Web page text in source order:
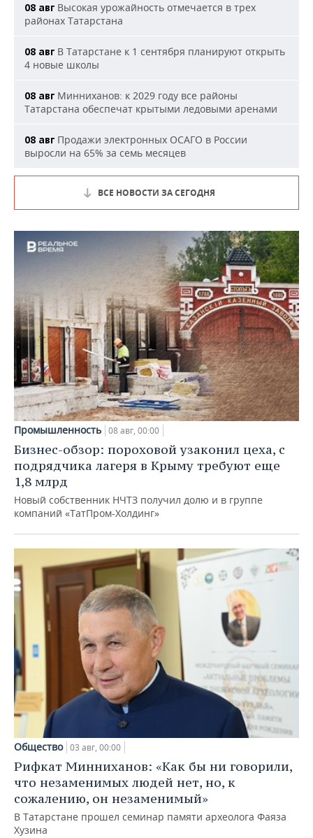
08 авг Высокая урожайность отмечается в трех
районах Татарстана
08 авг В Татарстане к 1 сентября планируют открыть
4 новые школы
08 авг Минниханов: к 2029 году все районы
Татарстана обеспечат крытыми ледовыми аренами
08 авг Продажи электронных ОСАГО в России
выросли на 65% за семь месяцев
ВСЕ НОВОСТИ ЗА СЕГОДНЯ
Промышленность 08 авг, 00:00
Бизнес-обзор: пороховой узаконил цеха, с
подрядчика лагеря в Крыму требуют еще
1,8 млрд
Новый собственник НЧТЗ получил долю и в группе
компаний «ТатПром-Холдинг»
Общество 03 авг, 00:00
Рифкат Минниханов: «Как бы ни говорили,
что незаменимых людей нет, но, к
сожалению, он незаменимый»
В Татарстане прошел семинар памяти археолога Фаяза
Хузина